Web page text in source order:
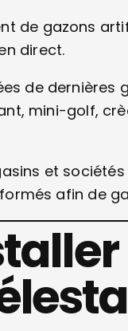
de gazons
direct.
de dernières
mini-golf,
et
afin de